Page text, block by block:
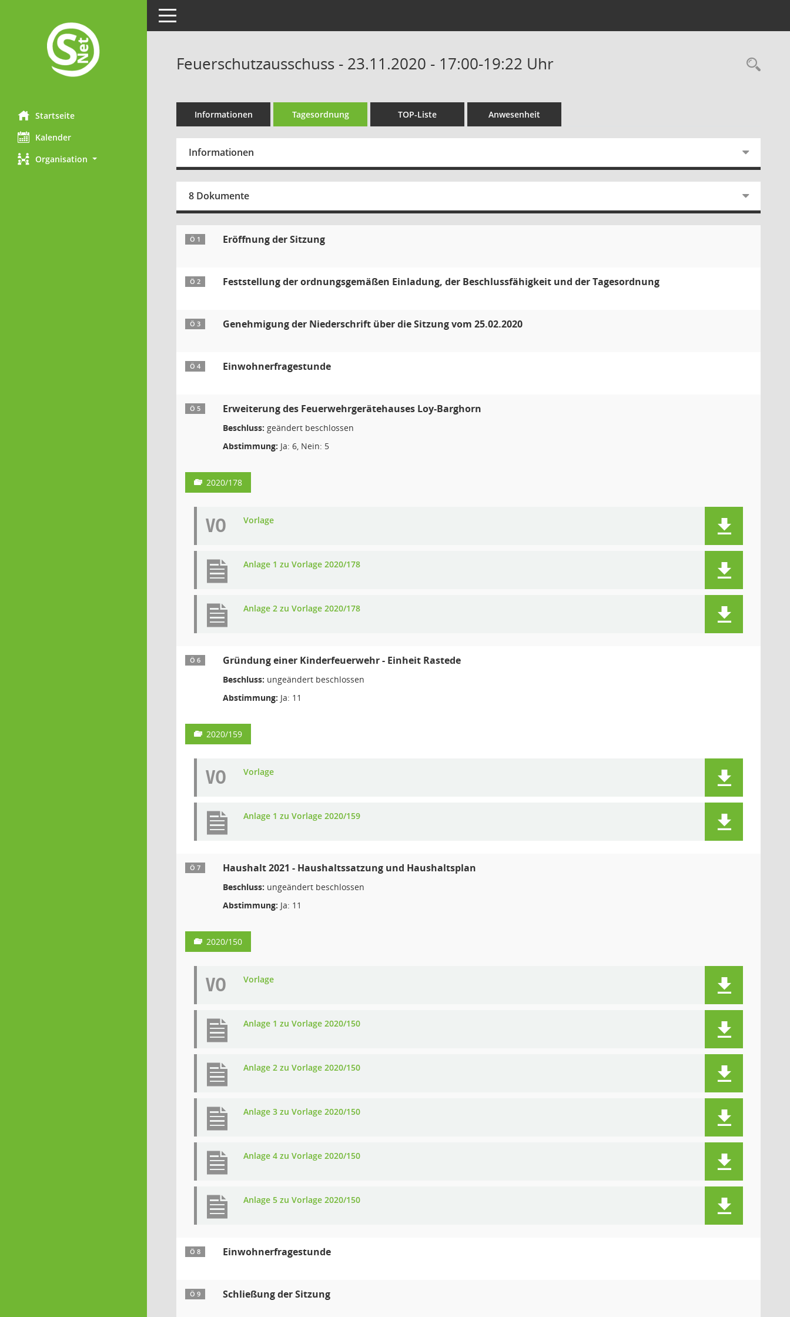
Startseite
Kalender
Organisation
Toggle navigation
Feuerschutzausschuss - 23.11.2020 - 17:00-19:22 Uhr
Informationen Tagesordnung TOP-Liste Anwesenheit
Informationen
8 Dokumente
Ö 1 Eröffnung der Sitzung
Ö 2 Feststellung der ordnungsgemäßen Einladung, der Beschlussfähigkeit und der Tagesordnung
Ö 3 Genehmigung der Niederschrift über die Sitzung vom 25.02.2020
Ö 4 Einwohnerfragestunde
Ö 5 Erweiterung des Feuerwehrgerätehauses Loy-Barghorn
Beschluss: geändert beschlossen
Abstimmung: Ja: 6, Nein: 5
2020/178
VO Vorlage
Anlage 1 zu Vorlage 2020/178
Anlage 2 zu Vorlage 2020/178
Ö 6 Gründung einer Kinderfeuerwehr - Einheit Rastede
Beschluss: ungeändert beschlossen
Abstimmung: Ja: 11
2020/159
VO Vorlage
Anlage 1 zu Vorlage 2020/159
Ö 7 Haushalt 2021 - Haushaltssatzung und Haushaltsplan
Beschluss: ungeändert beschlossen
Abstimmung: Ja: 11
2020/150
VO Vorlage
Anlage 1 zu Vorlage 2020/150
Anlage 2 zu Vorlage 2020/150
Anlage 3 zu Vorlage 2020/150
Anlage 4 zu Vorlage 2020/150
Anlage 5 zu Vorlage 2020/150
Ö 8 Einwohnerfragestunde
Ö 9 Schließung der Sitzung